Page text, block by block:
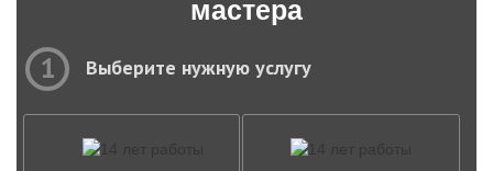
мастера
1 Выберите нужную услугу